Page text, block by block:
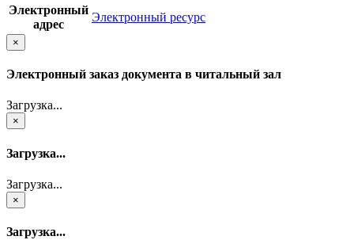
Электронный
адрес
Электронный ресурс
×
Электронный заказ документа в читальный зал
Загрузка...
×
Загрузка...
Загрузка...
×
Загрузка...